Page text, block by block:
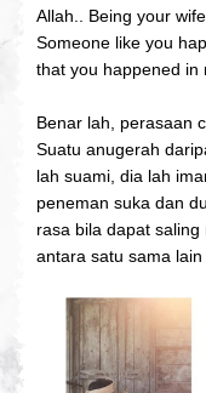
Allah.. Being your
Someone like you
that you happened in
Benar lah, perasaan
Suatu anugerah
lah suami, dia lah
peneman suka dan
rasa bila dapat
antara satu sama lain